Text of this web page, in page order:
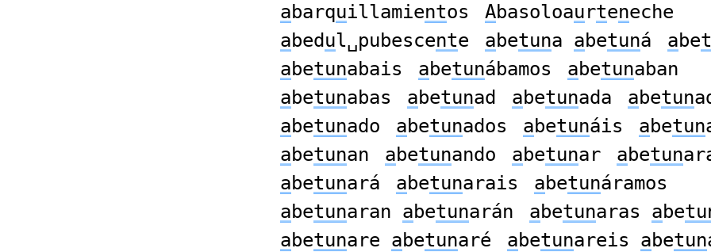
abarquillamientos Abasoloaurteneche
abed ul␣pubescente abetuna abetuná abe
abetunabais abetunábamos abetunaban
abetunabas abetunad abetunada abetun
abetunado abetunados abetunáis abetun
abetunan abetunando abetunar abetun
abetunará abetunarais abetunáramos
abetunaran abetunarán abetunaras abe
abetunare abetunaré abetunareis abetun